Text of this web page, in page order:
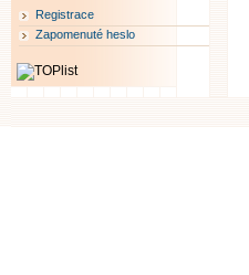
Registrace
Zapomenuté heslo